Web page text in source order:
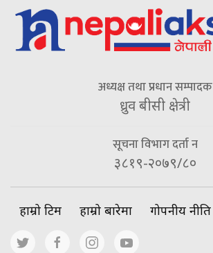
अध्यक्ष तथा प्रधान सम्पादक
ध्रुव बीसी क्षेत्री
सूचना विभाग दर्ता न
३८१९-२०७९/८०
हाम्रो टिम हाम्रो बारेमा गोपनीय नीति